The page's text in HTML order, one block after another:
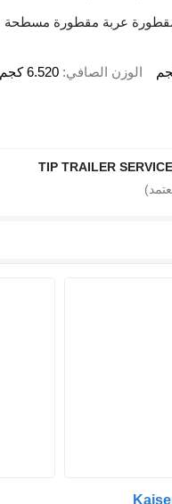
عربة مقطورة مسطحة
الوزن الصافي 6.520 كجم
TIP TRAILER